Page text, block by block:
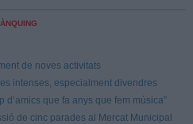
de noves activitats
intenses, especialment divendres
d’amics que fa anys que fem música”
de cinc parades al Mercat Municipal